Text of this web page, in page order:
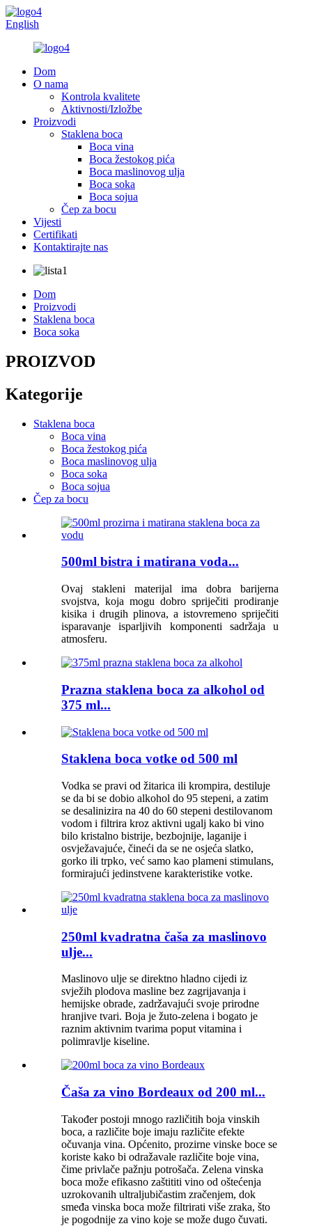
English
Dom
O nama
Kontrola kvalitete
Aktivnosti/Izložbe
Proizvodi
Staklena boca
Boca vina
Boca žestokog pića
Boca maslinovog ulja
Boca soka
Boca sojua
Čep za bocu
Vijesti
Certifikati
Kontaktirajte nas
Dom
Proizvodi
Staklena boca
Boca soka
PROIZVOD
Kategorije
Staklena boca
Boca vina
Boca žestokog pića
Boca maslinovog ulja
Boca soka
Boca sojua
Čep za bocu
500ml bistra i matirana voda...
Ovaj stakleni materijal ima dobra barijerna
svojstva, koja mogu dobro spriječiti prodiranje
kisika i drugih plinova, a istovremeno spriječiti
isparavanje isparljivih komponenti sadržaja u
atmosferu.
Prazna staklena boca za alkohol od
375 ml...
Staklena boca votke od 500 ml
Vodka se pravi od žitarica ili krompira, destiluje
se da bi se dobio alkohol do 95 stepeni, a zatim
se desalinizira na 40 do 60 stepeni destilovanom
vodom i filtrira kroz aktivni ugalj kako bi vino
bilo kristalno bistrije, bezbojnije, laganije i
osvježavajuće, čineći da se ne osjeća slatko,
gorko ili trpko, već samo kao plameni stimulans,
formirajući jedinstvene karakteristike votke.
250ml kvadratna čaša za maslinovo
ulje...
Maslinovo ulje se direktno hladno cijedi iz
svježih plodova masline bez zagrijavanja i
hemijske obrade, zadržavajući svoje prirodne
hranjive tvari. Boja je žuto-zelena i bogato je
raznim aktivnim tvarima poput vitamina i
polimravlje kiseline.
Čaša za vino Bordeaux od 200 ml...
Također postoji mnogo različitih boja vinskih
boca, a različite boje imaju različite efekte
očuvanja vina. Općenito, prozirne vinske boce se
koriste kako bi odražavale različite boje vina,
čime privlače pažnju potrošača. Zelena vinska
boca može efikasno zaštititi vino od oštećenja
uzrokovanih ultraljubičastim zračenjem, dok
smeđa vinska boca može filtrirati više zraka, što
je pogodnije za vino koje se može dugo čuvati.